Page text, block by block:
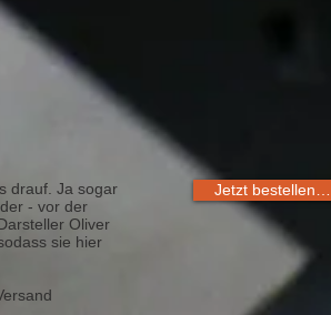
drauf. Ja sogar
- vor der
Oliver
sie hier
Jetzt bestellen…